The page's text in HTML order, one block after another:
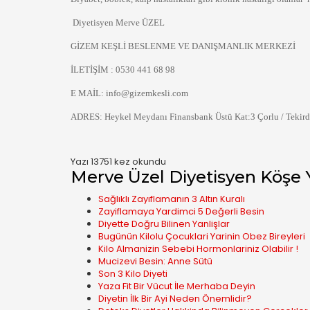
Diyetisyen Merve ÜZEL
GİZEM KEŞLİ BESLENME VE DANIŞMANLIK MERKEZİ
İLETİŞİM : 0530 441 68 98
E MAİL: info@gizemkesli.com
ADRES: Heykel Meydanı Finansbank Üstü Kat:3 Çorlu /
Yazı 13751 kez okundu
Merve Üzel Diyetisyen Köşe
Sağlıklı Zayıflamanın 3 Altın Kuralı
Zayiflamaya Yardimci 5 Değerli Besin
Diyette Doğru Bilinen Yanlişlar
Bugünün Kilolu Çocuklari Yarinin Obez Bireyleri
Kilo Almanizin Sebebi Hormonlariniz Olabilir !
Mucizevi Besin: Anne Sütü
Son 3 Kilo Diyeti
Yaza Fit Bir Vücut İle Merhaba Deyin
Diyetin İlk Bir Ayi Neden Önemlidir?